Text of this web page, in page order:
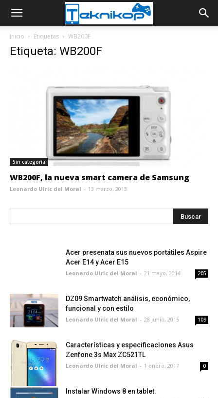
Inicio Etiquetas WB200F
Etiqueta: WB200F
Sin categoría
WB200F, la nueva smart camera de Samsung
Leonardo Ulric del Moral - 13 marzo, 2013
Acer presenata sus nuevos portátiles Aspire
Acer E14 y Acer E15
Leonardo Ulric del Moral - 21 mayo, 2014 205
DZ09 Smartwatch análisis, económico,
funcional y con estilo
Leonardo Ulric del Moral - 28 junio, 2015 109
Características y especificaciones Asus
Zenfone 3s Max ZC521TL
Leonardo Ulric del Moral - 1 enero, 2017 0
Instalar Windows 8 en tablet.